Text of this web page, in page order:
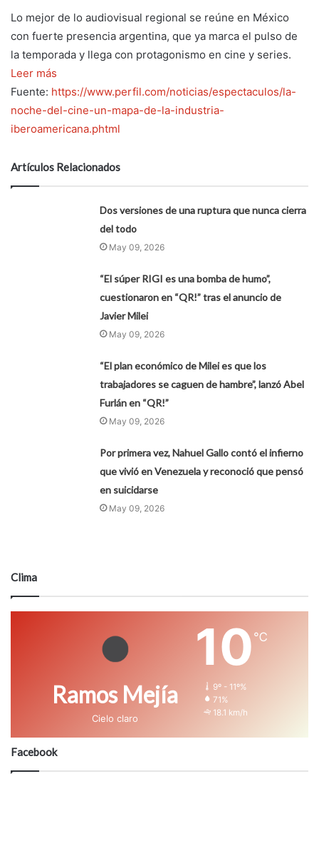
Lo mejor de lo audiovisual regional se reúne en México
con fuerte presencia argentina, que ya marca el pulso de
la temporada y llega con protagonismo en cine y series.
Leer más
Fuente: https://www.perfil.com/noticias/espectaculos/la-
noche-del-cine-un-mapa-de-la-industria-
iberoamericana.phtml
Artículos Relacionados
Dos versiones de una ruptura que nunca cierra
del todo
May 09, 2026
“El súper RIGI es una bomba de humo”,
cuestionaron en “QR!” tras el anuncio de
Javier Milei
May 09, 2026
“El plan económico de Milei es que los
trabajadores se caguen de hambre”, lanzó Abel
Furlán en “QR!”
May 09, 2026
Por primera vez, Nahuel Gallo contó el infierno
que vivió en Venezuela y reconoció que pensó
en suicidarse
May 09, 2026
Clima
Ramos Mejía
Cielo claro
10 ℃
9º - 11º%
71%
18.1 km/h
Facebook